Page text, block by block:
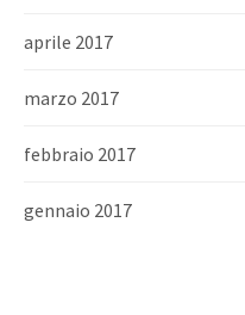
aprile 2017
marzo 2017
febbraio 2017
gennaio 2017